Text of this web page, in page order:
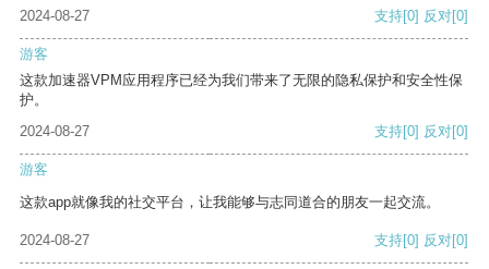
2024-08-27 支持[0] 反对[0]
游客
这款加速器VPM应用程序已经为我们带来了无限的隐私保护和安全性保
护。
2024-08-27
支持[0] 反对[0]
游客
这款app就像我的社交平台，让我能够与志同道合的朋友一起交流。
2024-08-27 支持[0] 反对[0]